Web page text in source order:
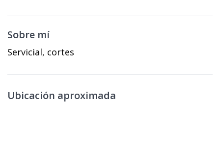
Sobre mí
Servicial, cortes
Ubicación aproximada